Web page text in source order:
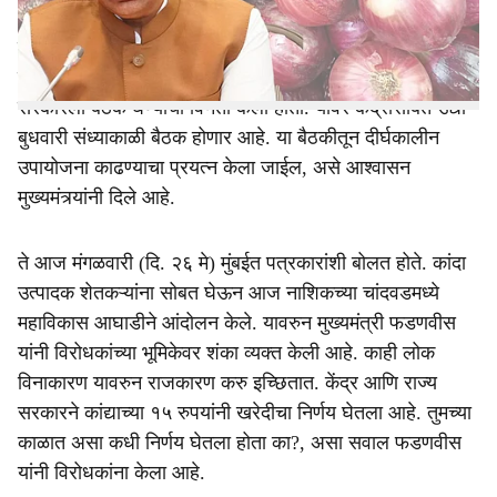
e
असल्याचे म्हटले आहे. केंद्र सरकारने कांदा खरेदीचा भाव हा
साडेतीन रुपयांनी वाढवून जवळपास १५ रुपयांवर नेला आहे. मोठ्या
प्रमाणात खरेदीदेखील सुरु केली आहे. आम्ही याबाबत केंद्र
सरकारला बैठक घेण्याची विनंती केली होती. यावर केंद्रासोबत उद्या
बुधवारी संध्याकाळी बैठक होणार आहे. या बैठकीतून दीर्घकालीन
उपायोजना काढण्याचा प्रयत्न केला जाईल, असे आश्वासन
मुख्यमंत्र्यांनी दिले आहे.
ते आज मंगळवारी (दि. २६ मे) मुंबईत पत्रकारांशी बोलत होते. कांदा
उत्पादक शेतकऱ्यांना सोबत घेऊन आज नाशिकच्या चांदवडमध्ये
महाविकास आघाडीने आंदोलन केले. यावरुन मुख्यमंत्री फडणवीस
यांनी विरोधकांच्या भूमिकेवर शंका व्यक्त केली आहे. काही लोक
विनाकारण यावरुन राजकारण करु इच्छितात. केंद्र आणि राज्य
सरकारने कांद्याच्या १५ रुपयांनी खरेदीचा निर्णय घेतला आहे. तुमच्या
काळात असा कधी निर्णय घेतला होता का?, असा सवाल फडणवीस
यांनी विरोधकांना केला आहे.